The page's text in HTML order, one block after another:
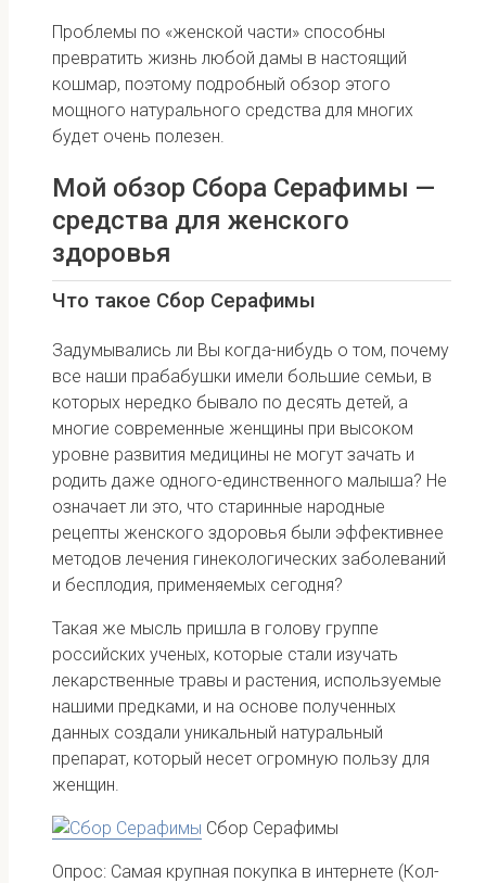
Проблемы по «женской части» способны
превратить жизнь любой дамы в настоящий
кошмар, поэтому подробный обзор этого
мощного натурального средства для многих
будет очень полезен.
Мой обзор Сбора Серафимы —
средства для женского
здоровья
Что такое Сбор Серафимы
Задумывались ли Вы когда-нибудь о том, почему
все наши прабабушки имели большие семьи, в
которых нередко бывало по десять детей, а
многие современные женщины при высоком
уровне развития медицины не могут зачать и
родить даже одного-единственного малыша? Не
означает ли это, что старинные народные
рецепты женского здоровья были эффективнее
методов лечения гинекологических заболеваний
и бесплодия, применяемых сегодня?
Такая же мысль пришла в голову группе
российских ученых, которые стали изучать
лекарственные травы и растения, используемые
нашими предками, и на основе полученных
данных создали уникальный натуральный
препарат, который несет огромную пользу для
женщин.
Сбор Серафимы
Опрос: Самая крупная покупка в интернете (Кол-